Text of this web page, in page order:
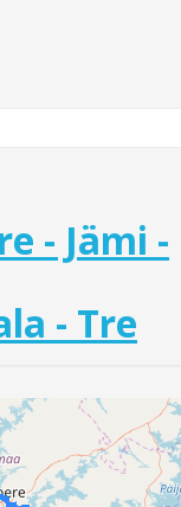
- Jämi -
- Tre